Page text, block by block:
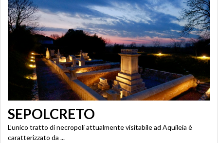
SEPOLCRETO
L’unico tratto di necropoli attualmente visitabile ad Aquileia è
caratterizzato da ...